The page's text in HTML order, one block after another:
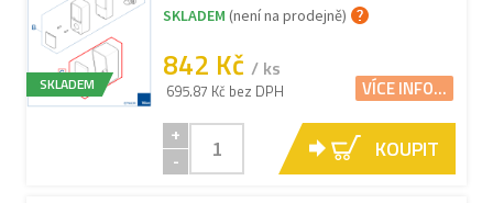
SKLADEM
SKLADEM (není na prodejně)
842 Kč / ks
695.87 Kč bez DPH VÍCE INFO...
+
-
KOUPIT